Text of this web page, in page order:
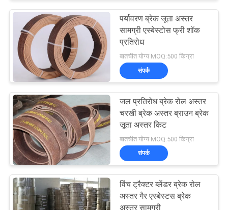
औद्योगिक ब्रेक अस्तर
29
सील की अंगूठी गैसकेट
पर्यावरण ब्रेक जूता अस्तर
सामग्री एस्बेस्टोस फ्री शॉक
प्रतिरोध
बातचीत योग्य MOQ:500 किग्रा
संपर्क
जल प्रतिरोध ब्रेक रोल अस्तर
चरखी ब्रेक अस्तर ब्राउन ब्रेक
जूता अस्तर किट
बातचीत योग्य MOQ:500 किग्रा
संपर्क
विंच ट्रैक्टर ब्लेंडर ब्रेक रोल
अस्तर गैर एस्बेस्टस ब्रेक
अस्तर सामग्री